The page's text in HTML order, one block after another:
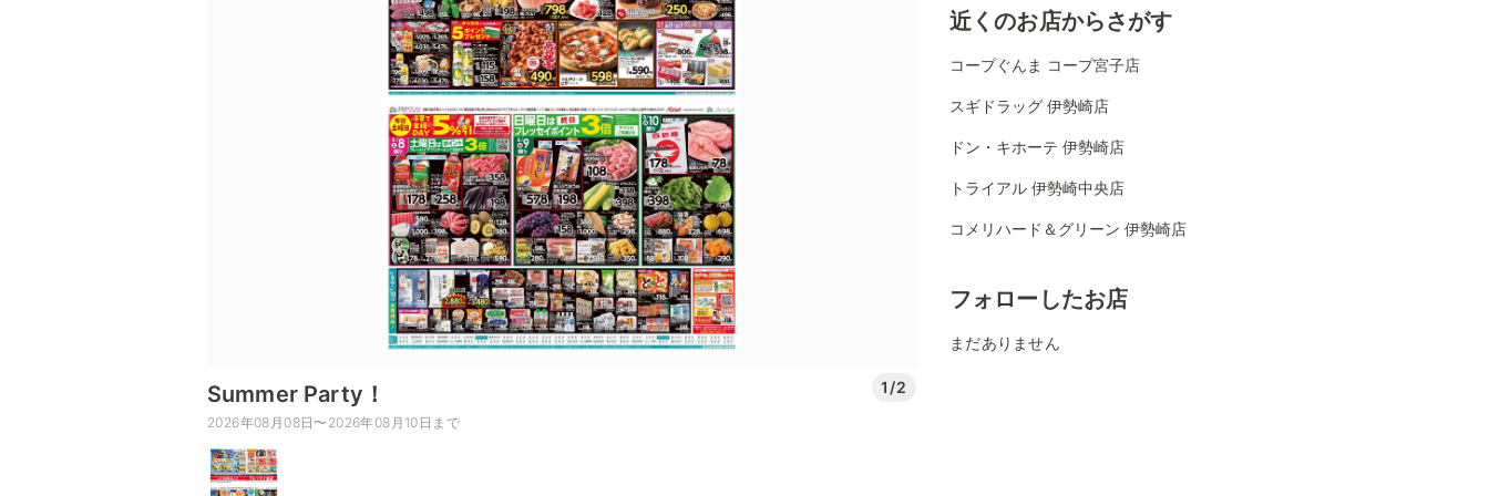
Summer Party！ 1/2
2026年08月08日〜2026年08月10日まで
近くのお店からさがす
コープぐんま コープ宮子店
スギドラッグ 伊勢崎店
ドン・キホーテ 伊勢崎店
トライアル 伊勢崎中央店
コメリハード＆グリーン 伊勢崎店
フォローしたお店
まだありません